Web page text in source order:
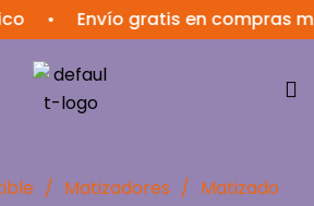
• Envío gratis en compras
/ Matizadores / Matizado